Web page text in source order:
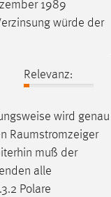
1989
würde der
Relevanz:
wird genau
Raumstromzeiger
muß der
alle
Polare